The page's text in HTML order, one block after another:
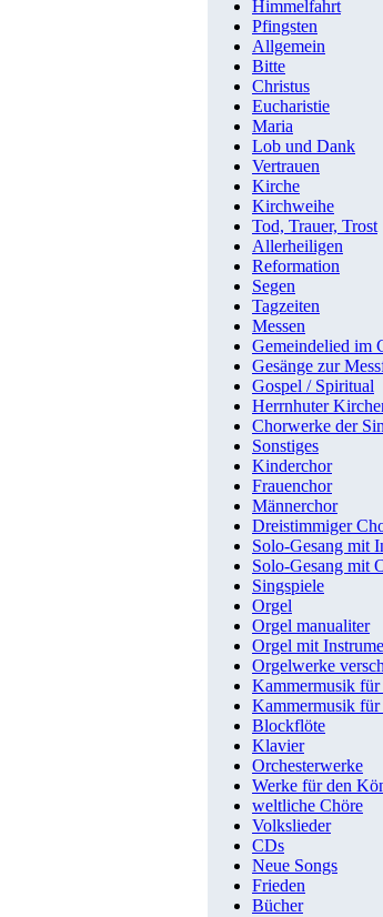
Himmelfahrt
Pfingsten
Allgemein
Bitte
Christus
Eucharistie
Maria
Lob und Dank
Vertrauen
Kirche
Kirchweihe
Tod, Trauer, Trost
Allerheiligen
Reformation
Segen
Tagzeiten
Messen
Gemeindelied im
Gesänge zur
Gospel / Spiritual
Herrnhuter
Chorwerke der
Sonstiges
Kinderchor
Frauenchor
Männerchor
Dreistimmiger
Solo-Gesang mit
Solo-Gesang mit
Singspiele
Orgel
Orgel manualiter
Orgel mit
Orgelwerke
Kammermusik für
Kammermusik für
Blockflöte
Klavier
Orchesterwerke
Werke für den
weltliche Chöre
Volkslieder
CDs
Neue Songs
Frieden
Bücher